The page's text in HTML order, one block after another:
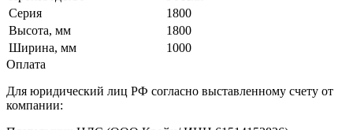
Серия
1800
Высота, мм
1800
Ширина, мм
1000
Оплата
Для юридический лиц РФ согласно выставленному счету от
компании: